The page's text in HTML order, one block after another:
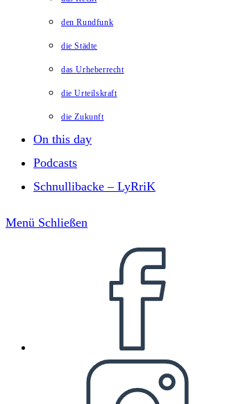
den Rundfunk
die Städte
das Urheberrecht
die Urteilskraft
die Zukunft
On this day
Podcasts
Schnullibacke – LyRriK
Menü Schließen